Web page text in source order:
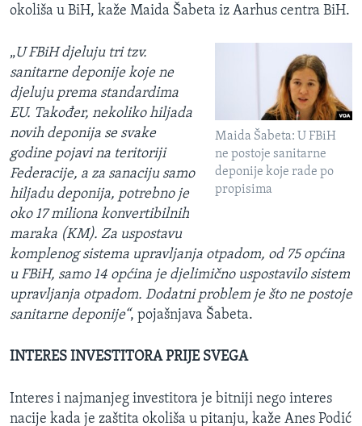
okoliša u BiH, kaže Maida Šabeta iz Aarhus centra BiH.
Maida Šabeta: U FBiH
ne postoje sanitarne
deponije koje rade po
propisima
„U FBiH djeluju tri tzv.
sanitarne deponije koje ne
djeluju prema standardima
EU. Također, nekoliko hiljada
novih deponija se svake
godine pojavi na teritoriji
Federacije, a za sanaciju samo
hiljadu deponija, potrebno je
oko 17 miliona konvertibilnih
maraka (KM). Za uspostavu
komplenog sistema upravljanja otpadom, od 75 općina
u FBiH, samo 14 općina je djelimično uspostavilo sistem
upravljanja otpadom. Dodatni problem je što ne postoje
sanitarne deponije“, pojašnjava Šabeta.
INTERES INVESTITORA PRIJE SVEGA
Interes i najmanjeg investitora je bitniji nego interes
nacije kada je zaštita okoliša u pitanju, kaže Anes Podić